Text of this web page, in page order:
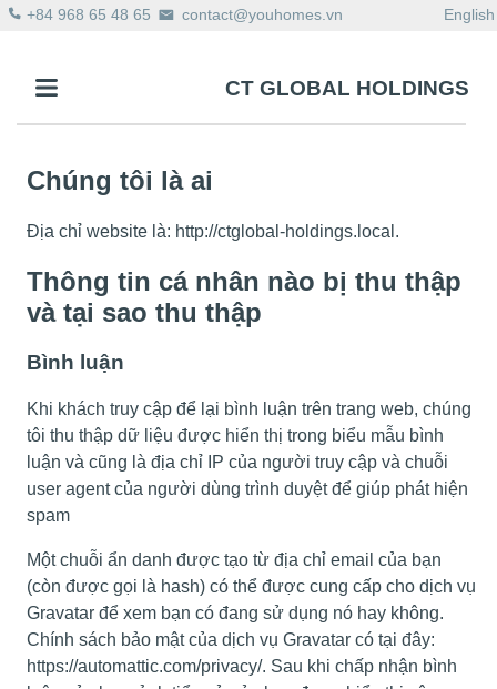
+84 968 65 48 65 contact@youhomes.vn English
CT GLOBAL HOLDINGS
Chúng tôi là ai
Địa chỉ website là: http://ctglobal-holdings.local.
Thông tin cá nhân nào bị thu thập
và tại sao thu thập
Bình luận
Khi khách truy cập để lại bình luận trên trang web, chúng
tôi thu thập dữ liệu được hiển thị trong biểu mẫu bình
luận và cũng là địa chỉ IP của người truy cập và chuỗi
user agent của người dùng trình duyệt để giúp phát hiện
spam
Một chuỗi ẩn danh được tạo từ địa chỉ email của bạn
(còn được gọi là hash) có thể được cung cấp cho dịch vụ
Gravatar để xem bạn có đang sử dụng nó hay không.
Chính sách bảo mật của dịch vụ Gravatar có tại đây:
https://automattic.com/privacy/. Sau khi chấp nhận bình